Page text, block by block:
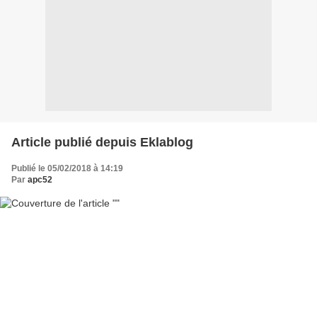
Article publié depuis Eklablog
Publié le 05/02/2018 à 14:19
Par apc52